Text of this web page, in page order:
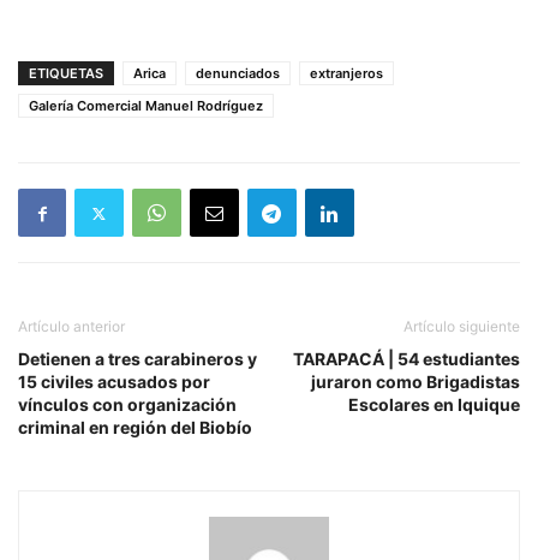
ETIQUETAS Arica denunciados
extranjeros
Galería Comercial Manuel Rodríguez
Artículo anterior
Detienen a tres carabineros y
15 civiles acusados por
vínculos con organización
criminal en región del Biobío
Artículo siguiente
TARAPACÁ | 54 estudiantes
juraron como Brigadistas
Escolares en Iquique